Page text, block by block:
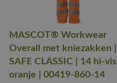
MASCOT® Workwear
Overall met kniezakken |
SAFE CLASSIC | 14 hi-vis
oranje | 00419-860-14